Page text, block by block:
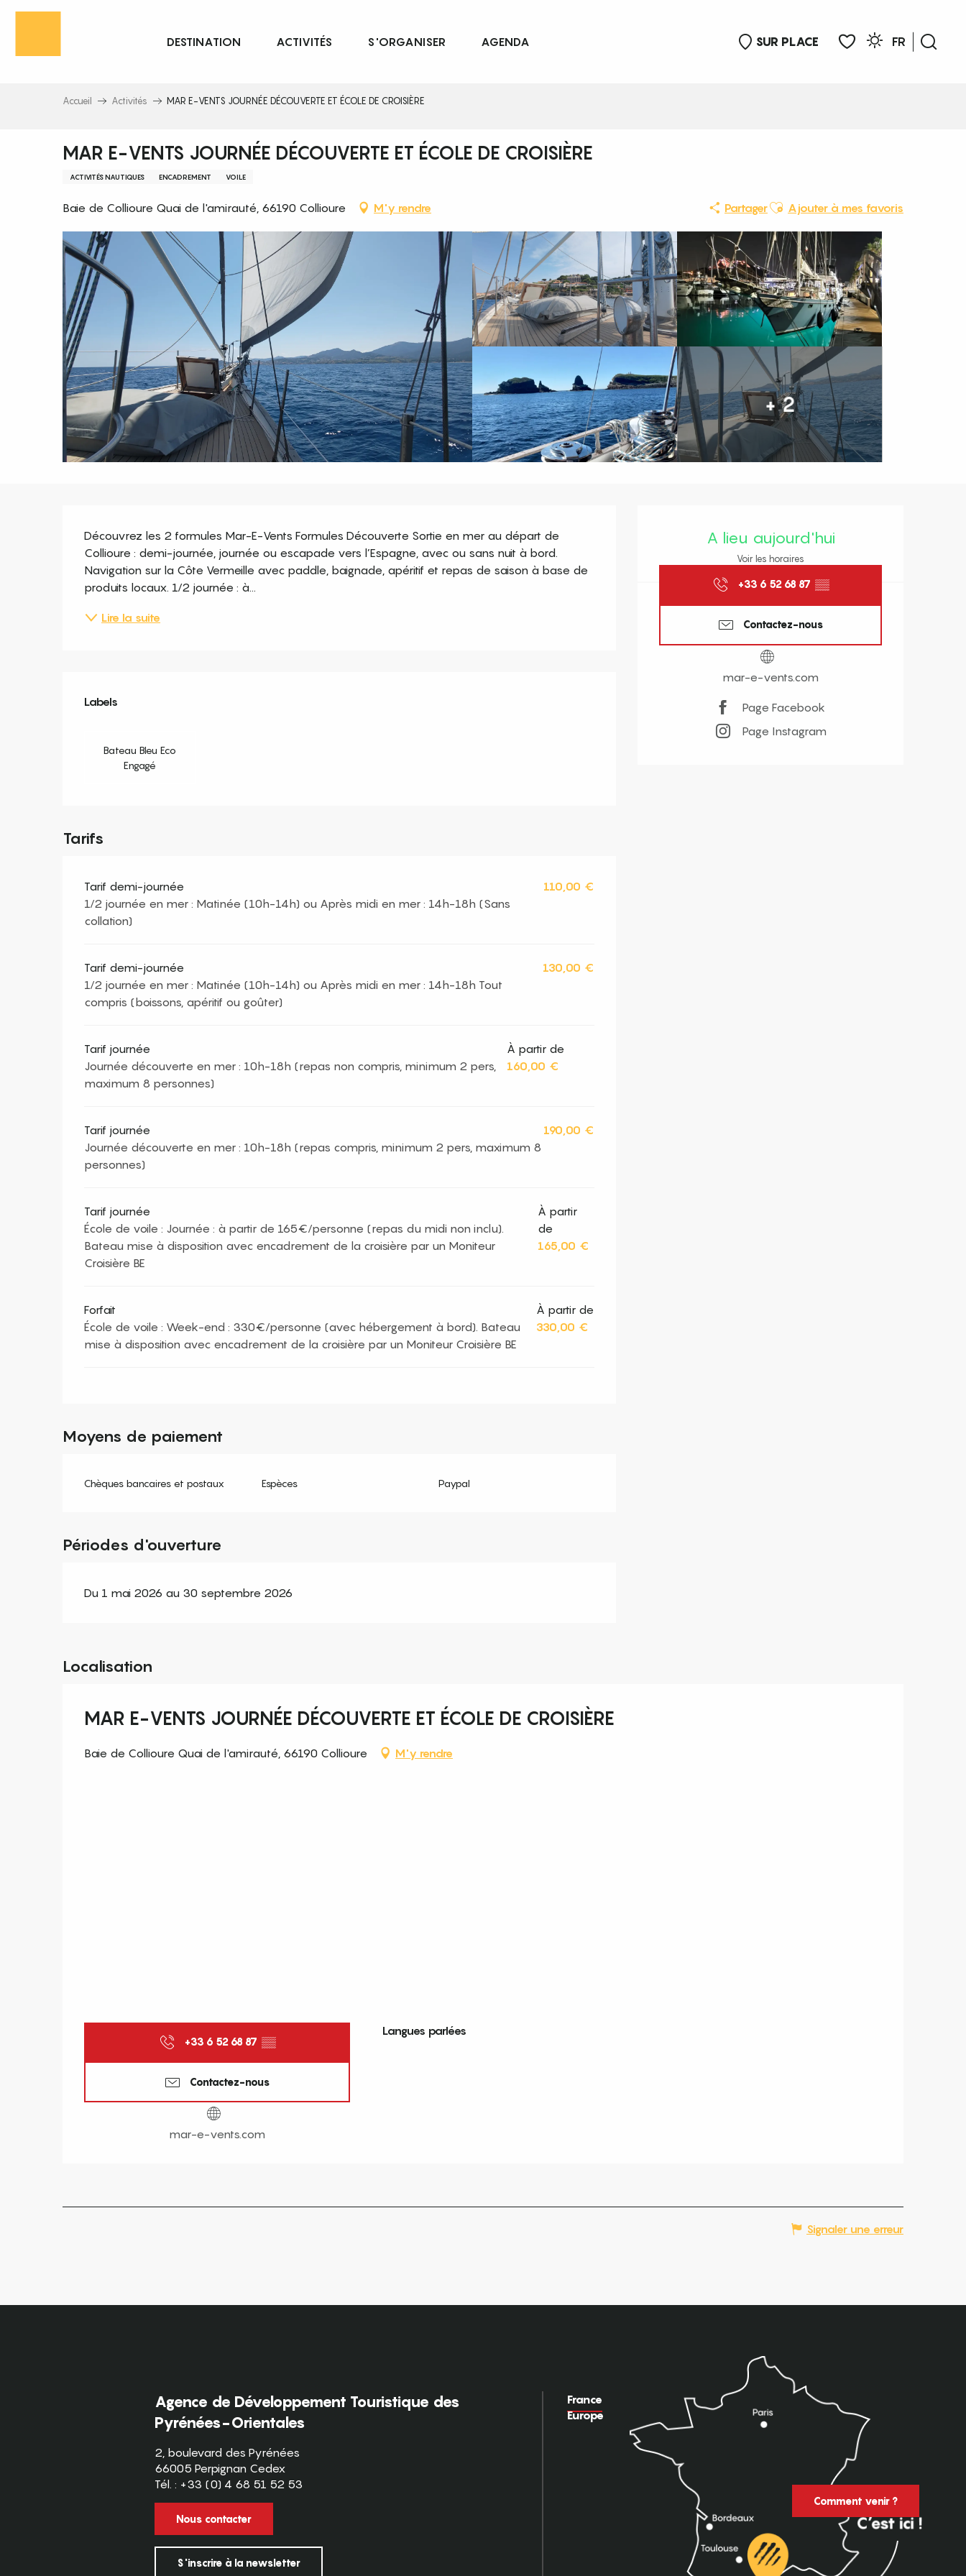
Aller
principal
SUR PLACE
FR
DESTINATION ACTIVITÉS S'ORGANISER AGENDA
Accueil Activités MAR E-VENTS JOURNÉE DÉCOUVERTE ET ÉCOLE DE CROISIÈRE
MAR E-VENTS JOURNÉE DÉCOUVERTE ET ÉCOLE DE CROISIÈRE
ACTIVITÉS NAUTIQUES ENCADREMENT VOILE
Baie de Collioure Quai de l'amirauté, 66190 Collioure M'y rendre PartagerAjouter aux favoris
Ajouter à mes favoris
+ 2
A lieu aujourd'hui
Voir les horaires
+33 6 52 68 87 ▒▒
Contactez-nous
mar-e-vents.com
Page Facebook
Page Instagram
Description
Découvrez les 2 formules Mar-E-Vents Formules Découverte Sortie en mer au départ de
Collioure : demi-journée, journée ou escapade vers l’Espagne, avec ou sans nuit à bord.
Navigation sur la Côte Vermeille avec paddle, baignade, apéritif et repas de saison à base de
produits locaux. 1/2 journée : à...
Lire la suite
Offres de prestations
Labels
Labels
Bateau Bleu Eco
Engagé
Tarifs
Tarif demi-journée
1/2 journée en mer : Matinée (10h-14h) ou Après midi en mer : 14h-18h (Sans
collation)
110,00 €
Tarif demi-journée
1/2 journée en mer : Matinée (10h-14h) ou Après midi en mer : 14h-18h Tout
compris (boissons, apéritif ou goûter)
130,00 €
Tarif journée
Journée découverte en mer : 10h-18h (repas non compris, minimum 2 pers,
maximum 8 personnes)
À partir de
160,00 €
Tarif journée
Journée découverte en mer : 10h-18h (repas compris, minimum 2 pers, maximum 8
personnes)
190,00 €
Tarif journée
École de voile : Journée : à partir de 165€/personne (repas du midi non inclu).
Bateau mise à disposition avec encadrement de la croisière par un Moniteur
Croisière BE
À partir
de
165,00 €
Forfait
École de voile : Week-end : 330€/personne (avec hébergement à bord). Bateau
mise à disposition avec encadrement de la croisière par un Moniteur Croisière BE
À partir de
330,00 €
Moyens de paiement
Chèques bancaires et postaux Espèces Paypal
Périodes d'ouverture
Du 1 mai 2026 au 30 septembre 2026
Localisation
MAR E-VENTS JOURNÉE DÉCOUVERTE ET ÉCOLE DE CROISIÈRE
Baie de Collioure Quai de l'amirauté, 66190 Collioure M'y rendre
+33 6 52 68 87 ▒▒
Contactez-nous
mar-e-vents.com
Langues parlées
Langues parlées
Signaler une erreur
Agence de Développement Touristique des
Pyrénées-Orientales
2, boulevard des Pyrénées
66005 Perpignan Cedex
Tél. : +33 (0) 4 68 51 52 53
Nous contacter
S'inscrire à la newsletter
France
Europe
Comment venir ?